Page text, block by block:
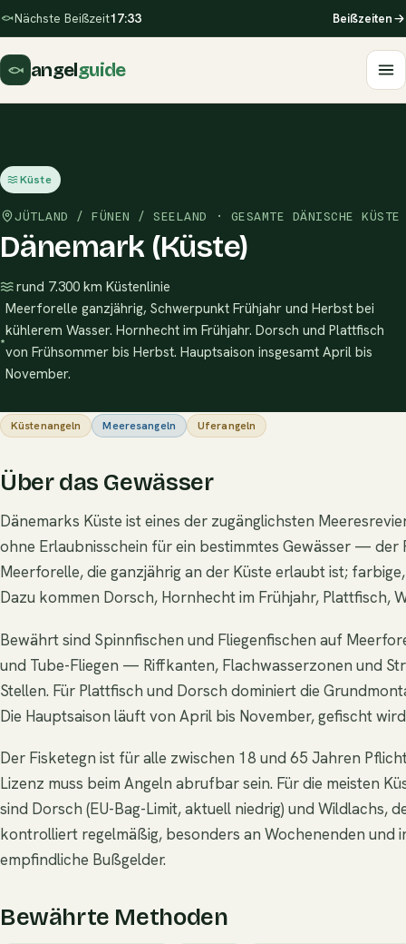
Nächste Beißzeit17:33 Beißzeiten
angelguide
Küste
JÜTLAND / FÜNEN / SEELAND · GESAMTE DÄNISCHE KÜSTE
Dänemark (Küste)
rund 7.300 km Küstenlinie
Meerforelle ganzjährig, Schwerpunkt Frühjahr und Herbst bei
kühlerem Wasser. Hornhecht im Frühjahr. Dorsch und Plattfisch
von Frühsommer bis Herbst. Hauptsaison insgesamt April bis
November.
Küstenangeln Meeresangeln Uferangeln
Über das Gewässer
Dänemarks Küste ist eines der zugänglichsten
ohne Erlaubnisschein für ein bestimmtes Gewässer — der
Meerforelle, die ganzjährig an der Küste erlaubt ist;
Dazu kommen Dorsch, Hornhecht im Frühjahr, Plattfisch,
Bewährt sind Spinnfischen und Fliegenfischen auf
und Tube-Fliegen — Riffkanten, Flachwasserzonen und
Stellen. Für Plattfisch und Dorsch dominiert die
Die Hauptsaison läuft von April bis November, gefischt
Der Fisketegn ist für alle zwischen 18 und 65 Jahren
Lizenz muss beim Angeln abrufbar sein. Für die meisten
sind Dorsch (EU-Bag-Limit, aktuell niedrig) und Wildlachs,
kontrolliert regelmäßig, besonders an Wochenenden und
empfindliche Bußgelder.
Bewährte Methoden